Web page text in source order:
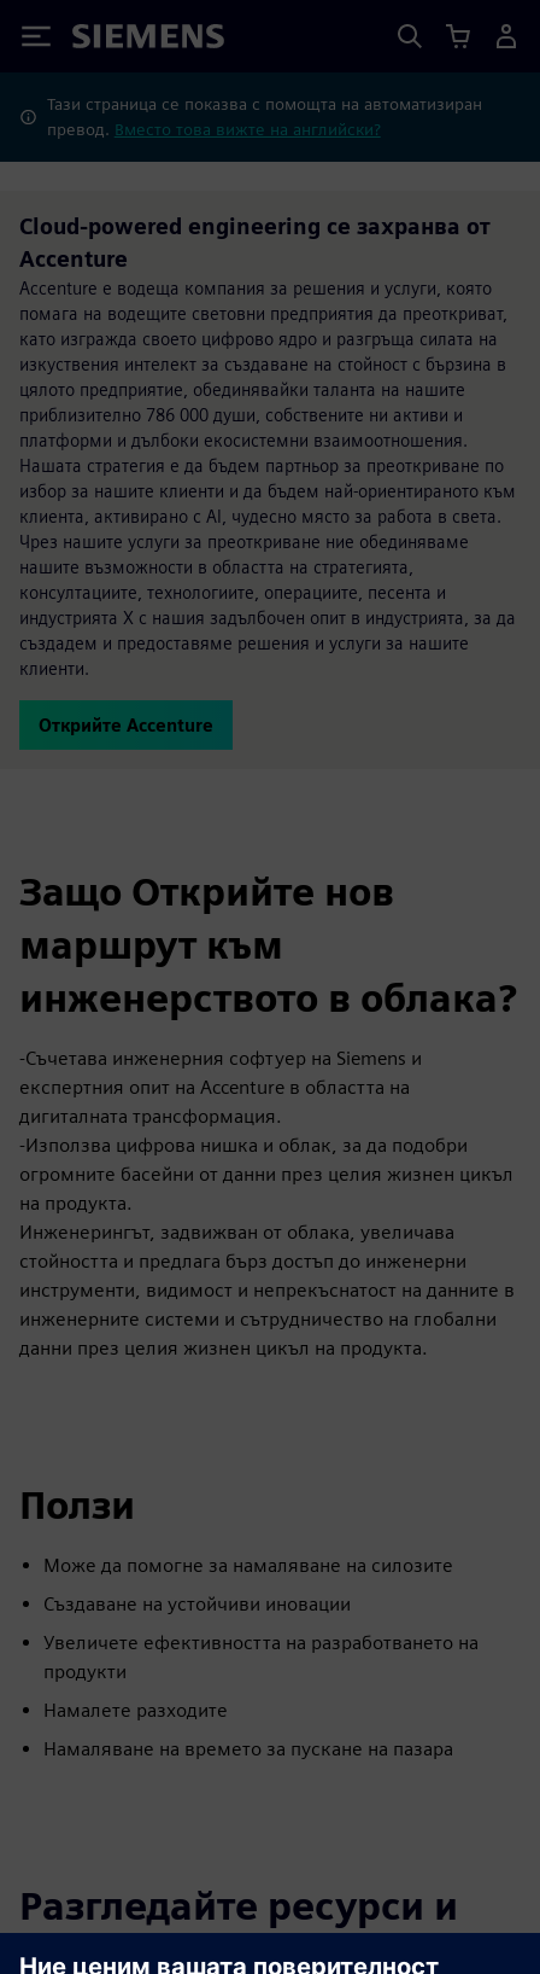
Siemens
Тази страница се показва с помощта на автоматизиран
превод. Вместо това вижте на английски?
Cloud-powered engineering се захранва от
Accenture
Accenture е водеща компания за решения и услуги, която
помага на водещите световни предприятия да преоткриват,
като изгражда своето цифрово ядро и разгръща силата на
изкуствения интелект за създаване на стойност с бързина в
цялото предприятие, обединявайки таланта на нашите
приблизително 786 000 души, собствените ни активи и
платформи и дълбоки екосистемни взаимоотношения.
Нашата стратегия е да бъдем партньор за преоткриване по
избор за нашите клиенти и да бъдем най-ориентираното към
клиента, активирано с AI, чудесно място за работа в света.
Чрез нашите услуги за преоткриване ние обединяваме
нашите възможности в областта на стратегията,
консултациите, технологиите, операциите, песента и
индустрията X с нашия задълбочен опит в индустрията, за да
създадем и предоставяме решения и услуги за нашите
клиенти.
Открийте Accenture
Защо Открийте нов
маршрут към
инженерството в облака?
-Съчетава инженерния софтуер на Siemens и
експертния опит на Accenture в областта на
дигиталната трансформация.
-Използва цифрова нишка и облак, за да подобри
огромните басейни от данни през целия жизнен цикъл
на продукта.
Инженерингът, задвижван от облака, увеличава
стойността и предлага бърз достъп до инженерни
инструменти, видимост и непрекъснатост на данните в
инженерните системи и сътрудничество на глобални
данни през целия жизнен цикъл на продукта.
Ползи
Може да помогне за намаляване на силозите
Създаване на устойчиви иновации
Увеличете ефективността на разработването на
продукти
Намалете разходите
Намаляване на времето за пускане на пазара
Разгледайте ресурси и
свързани продукти